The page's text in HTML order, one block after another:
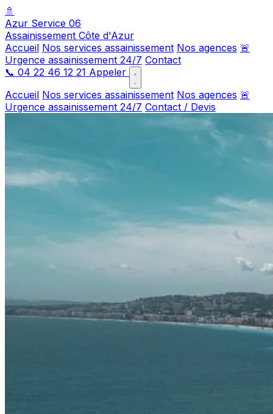
🚿
Azur Service 06
Assainissement Côte d'Azur
Accueil Nos services assainissement Nos agences 🚨
Urgence assainissement 24/7 Contact
📞 04 22 46 12 21 Appeler
Accueil Nos services assainissement Nos agences 🚨
Urgence assainissement 24/7 Contact / Devis